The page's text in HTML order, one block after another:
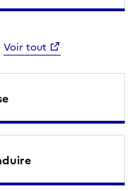
Voir tout